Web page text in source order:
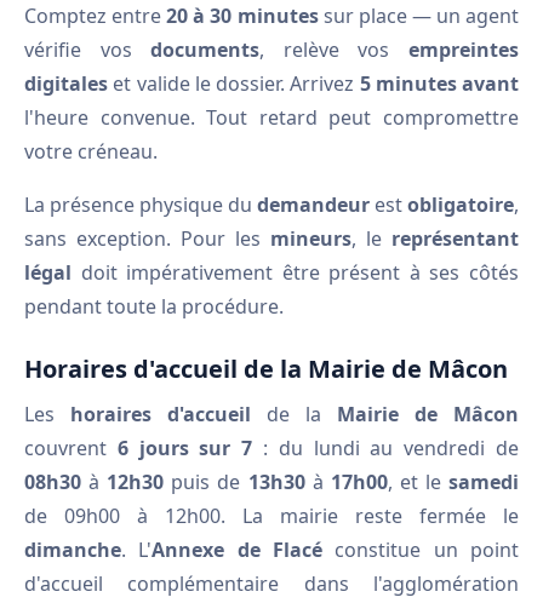
Comptez entre20 à 30 minutessur place — un agent
vérifie vosdocuments, relève vosempreintes
digitales et valide le dossier. Arrivez 5 minutes avant
l'heure convenue. Tout retard peut compromettre
votre créneau.
La présence physique du demandeur estobligatoire,
sans exception. Pour les mineurs, le représentant
légal doit impérativement être présent à ses côtés
pendant toute la procédure.
Horaires d'accueil de la Mairie de Mâcon
Les horaires d'accueil de la Mairie de Mâcon
couvrent 6 jours sur 7 : du lundi au vendredi de
08h30 à 12h30 puis de 13h30à 17h00, et lesamedi
de 09h00 à 12h00. La mairie reste fermée le
dimanche. L'Annexe de Flacé constitue un point
d'accueil complémentaire dans l'agglomération